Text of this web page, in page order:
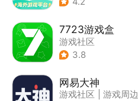
7723游戏盒
游戏社区
3.8
网易大神
游戏社区
游戏周边